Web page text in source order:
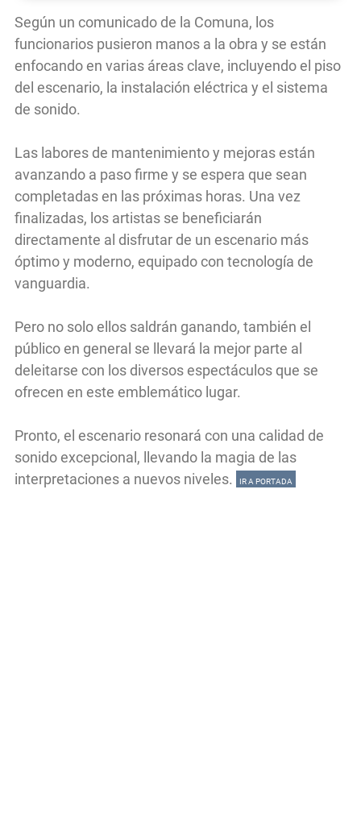
Según un comunicado de la Comuna, los
funcionarios pusieron manos a la obra y se están
enfocando en varias áreas clave, incluyendo el piso
del escenario, la instalación eléctrica y el sistema
de sonido.
Las labores de mantenimiento y mejoras están
avanzando a paso firme y se espera que sean
completadas en las próximas horas. Una vez
finalizadas, los artistas se beneficiarán
directamente al disfrutar de un escenario más
óptimo y moderno, equipado con tecnología de
vanguardia.
Pero no solo ellos saldrán ganando, también el
público en general se llevará la mejor parte al
deleitarse con los diversos espectáculos que se
ofrecen en este emblemático lugar.
Pronto, el escenario resonará con una calidad de
sonido excepcional, llevando la magia de las
interpretaciones a nuevos niveles.
IR A PORTADA